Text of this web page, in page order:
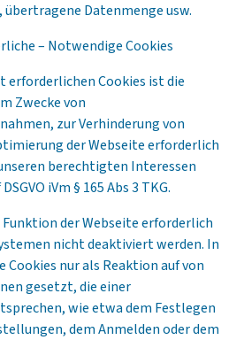
Datenmenge usw.
– Notwendige Cookies
erforderlichen Cookies ist die
Zwecke von
zur Verhinderung von
der Webseite erforderlich
berechtigten Interessen
iVm § 165 Abs 3 TKG.
Funktion der Webseite erforderlich
nicht deaktiviert werden. In
Cookies nur als Reaktion auf von
gesetzt, die einer
wie etwa dem Festlegen
dem Anmelden oder dem